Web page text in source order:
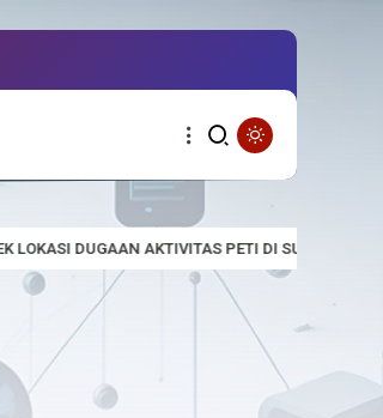
PETI DI SUNGAI EMPALAK Polsek